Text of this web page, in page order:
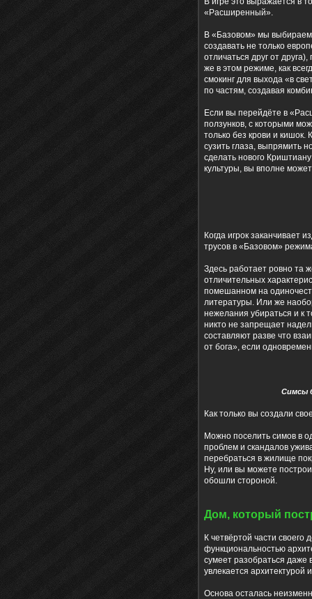
«Расширенный».
В «Базовом» мы выбираем
создавать не только
отличаться друг от
же в этом режиме, как
смокинг для выхода «в
по частям, создавая
Если вы перейдёте в
ползунков, с которыми
только без крови и
сузить глаза, выпрямить
сделать нового
культуры, вы вполне
Когда игрок заканчивает
трусов в «Базовом»
Здесь работает ровно та
отличительных
помешанном на
литературы. Или же
нежелания убираться и к
никто не запрещает
составляют разве что
от бога», если
Симсы
Как только вы создали
Можно поселить симов в
проблем и скандалов
перебраться в жилище
Ну, или вы можете
обошли стороной.
Дом, который
К четвёртой части
функциональностью
сумеет разобраться даже
увлекается архитектурой
Основа осталась